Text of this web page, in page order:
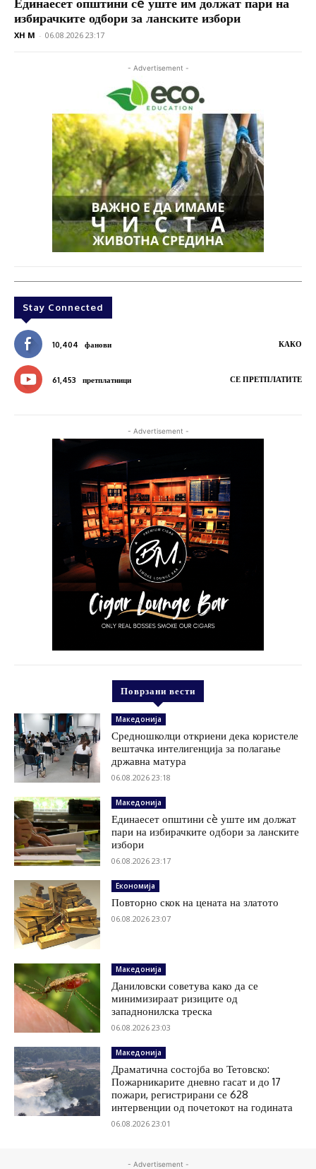
избирачките одбори за ланските избори
XH M - 06.08.2026 23:17
- Advertisement -
Stay Connected
10,404 фанови КАКО
61,453 претплатници СЕ ПРЕТПЛАТИТЕ
- Advertisement -
Поврзани вести
Македонија
Средношколци откриени дека користеле
вештачка интелигенција за полагање
државна матура
06.08.2026 23:18
Македонија
Единаесет општини сè уште им должат
пари на избирачките одбори за ланските
избори
06.08.2026 23:17
Економија
Повторно скок на цената на златото
06.08.2026 23:07
Македонија
Даниловски советува како да се
минимизираат ризиците од
западнонилска треска
06.08.2026 23:03
Македонија
Драматична состојба во Тетовско:
Пожарникарите дневно гасат и до 17
пожари, регистрирани се 628
интервенции од почетокот на годината
06.08.2026 23:01
- Advertisement -